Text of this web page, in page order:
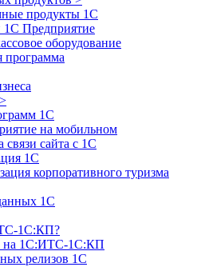
продукты 1С
1С Предприятие
оборудование
программа
>
1С
на мобильном
связи сайта с 1С
1С
корпоративного туризма
1С
1С:КП?
на 1С:ИТС-1С:КП
релизов 1С